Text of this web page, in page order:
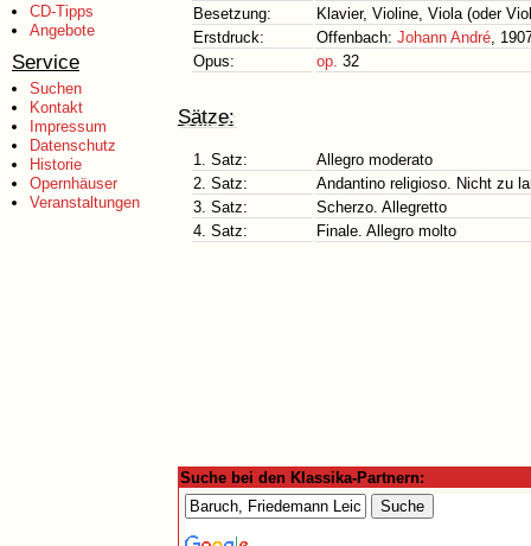
CD-Tipps
Angebote
Service
Suchen
Kontakt
Impressum
Datenschutz
Historie
Opernhäuser
Veranstaltungen
Besetzung:
Klavier, Violine, Viola (oder
Erstdruck:
Offenbach: Johann André,
Opus:
op. 32
Sätze:
1. Satz:
Allegro moderato
2. Satz:
Andantino religioso. Nicht zu
3. Satz:
Scherzo. Allegretto
4. Satz:
Finale. Allegro molto
Suche bei den Klassika-Partnern: